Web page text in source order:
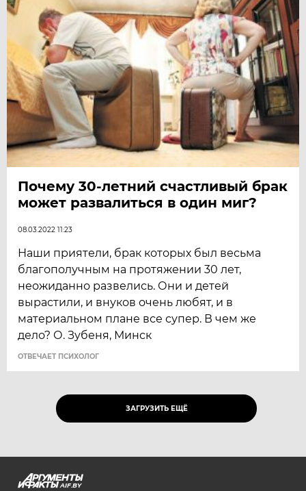
Почему 30-летний счастливый брак
может развалиться в один миг?
08.03.2022 11:23
Наши приятели, брак которых был весьма
благополучным на протяжении 30 лет,
неожиданно развелись. Они и детей
вырастили, и внуков очень любят, и в
материальном плане все супер. В чем же
дело? О. Зубеня, Минск
ОТВЕЧАЕТ ПСИХОЛОГ
ЗАГРУЗИТЬ ЕЩЁ
AIF.BY